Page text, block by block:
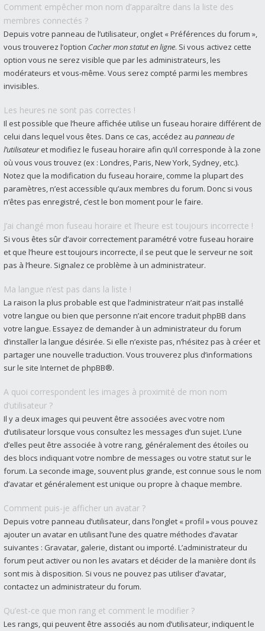
Comment empêcher mon nom d’apparaître dans la liste des
membres connectés ?
Depuis votre panneau de l’utilisateur, onglet « Préférences du forum »,
vous trouverez l’option Cacher mon statut en ligne. Si vous activez cette
option vous ne serez visible que par les administrateurs, les
modérateurs et vous-même. Vous serez compté parmi les membres
invisibles.
Les heures ne sont pas correctes !
Il est possible que l’heure affichée utilise un fuseau horaire différent de
celui dans lequel vous êtes. Dans ce cas, accédez au panneau de
l’utilisateuret modifiez le fuseau horaire afin qu’il corresponde à la zone
où vous vous trouvez (ex : Londres, Paris, New York, Sydney, etc.).
Notez que la modification du fuseau horaire, comme la plupart des
paramètres, n’est accessible qu’aux membres du forum. Donc si vous
n’êtes pas enregistré, c’est le bon moment pour le faire.
J’ai changé mon fuseau horaire et l’heure est toujours incorrecte !
Si vous êtes sûr d’avoir correctement paramétré votre fuseau horaire
et que l’heure est toujours incorrecte, il se peut que le serveur ne soit
pas à l’heure. Signalez ce problème à un administrateur.
Ma langue n’est pas dans la liste !
La raison la plus probable est que l’administrateur n’ait pas installé
votre langue ou bien que personne n’ait encore traduit phpBB dans
votre langue. Essayez de demander à un administrateur du forum
d’installer la langue désirée. Si elle n’existe pas, n’hésitez pas à créer et
partager une nouvelle traduction. Vous trouverez plus d’informations
sur le site Internet de phpBB®.
A quoi correspondent les images à proximité de mon nom
d’utilisateur ?
Il y a deux images qui peuvent être associées avec votre nom
d’utilisateur lorsque vous consultez les messages d’un sujet. L’une
d’elles peut être associée à votre rang, généralement des étoiles ou
des blocs indiquant votre nombre de messages ou votre statut sur le
forum. La seconde image, souvent plus grande, est connue sous le nom
d’avatar et généralement est unique ou propre à chaque membre.
Comment puis-je afficher un avatar ?
Depuis votre panneau d’utilisateur, dans l’onglet « profil » vous pouvez
ajouter un avatar en utilisant l’une des quatre méthodes d’avatar
suivantes : Gravatar, galerie, distant ou importé. L’administrateur du
forum peut activer ou non les avatars et décider de la manière dont ils
sont mis à disposition. Si vous ne pouvez pas utiliser d’avatar,
contactez un administrateur du forum.
Qu’est-ce que mon rang et comment le modifier ?
Les rangs, qui peuvent être associés au nom d’utilisateur, indiquent le